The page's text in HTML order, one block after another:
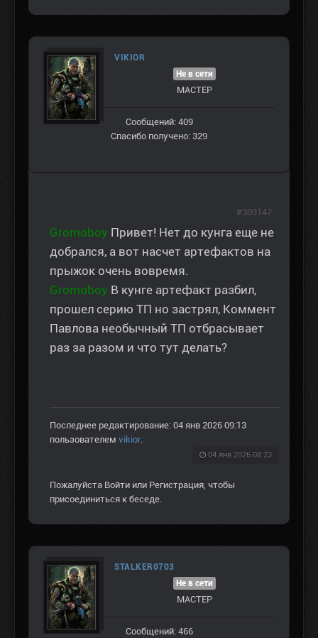
VIKIOR
Не в сети
МАСТЕР
Сообщений: 409
Спасибо получено: 329
Gromoboy Привет! Нет до кунга еще не
добрался, а вот насчет артефактов на
прыжок очень вовремя.
Gromoboy В кунге артефакт разбил,
прошел серию ТП но застрял, Коммент
Павлова необычный ТП отбрасывает
раз за разом и что тут делать?
Последнее редактирование: 04 янв 2026 09:13
пользователем vikior.
04 янв 2026 08:23
#309147
Пожалуйста Войти или Регистрация, чтобы
присоединиться к беседе.
STALKER0703
Не в сети
МАСТЕР
Сообщений: 466